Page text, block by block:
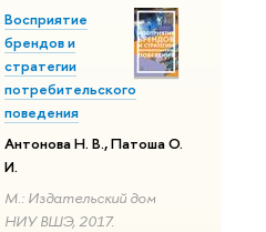
Восприятие
брендов и
стратегии
потребительского
поведения
Антонова Н. В., Патоша О.
И.
М.: Издательский дом
НИУ ВШЭ, 2017.